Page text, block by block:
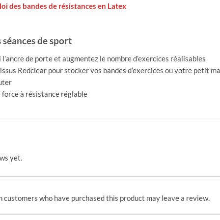
des bandes de résistances en Latex
de sport
de porte et augmentez le nombre d’exercices réalisables
Redclear pour stocker vos bandes d’exercices ou votre petit
à résistance réglable
yet.
customers who have purchased this product may leave a review.